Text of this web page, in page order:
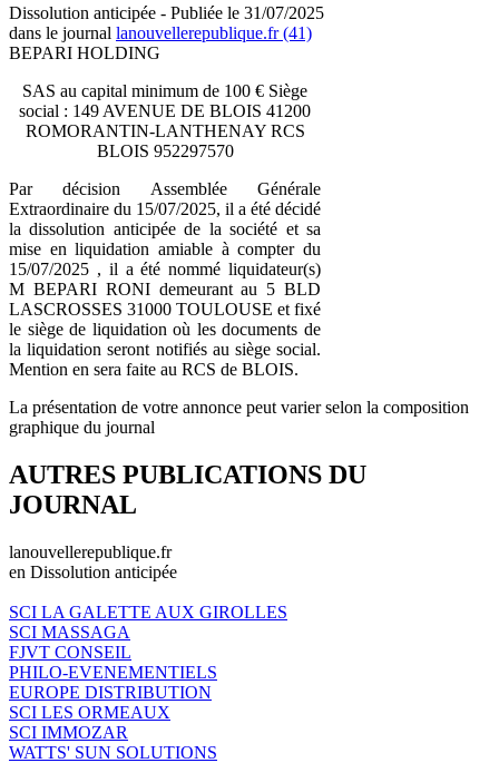
Dissolution anticipée - Publiée le 31/07/2025
dans le journal lanouvellerepublique.fr (41)
BEPARI HOLDING
SAS au capital minimum de 100 € Siège
social : 149 AVENUE DE BLOIS 41200
ROMORANTIN-LANTHENAY RCS
BLOIS 952297570
Par décision Assemblée Générale
Extraordinaire du 15/07/2025, il a été décidé
la dissolution anticipée de la société et sa
mise en liquidation amiable à compter du
15/07/2025 , il a été nommé liquidateur(s)
M BEPARI RONI demeurant au 5 BLD
LASCROSSES 31000 TOULOUSE et fixé
le siège de liquidation où les documents de
la liquidation seront notifiés au siège social.
Mention en sera faite au RCS de BLOIS.
La présentation de votre annonce peut varier selon la composition
graphique du journal
AUTRES PUBLICATIONS DU
JOURNAL
lanouvellerepublique.fr
en Dissolution anticipée
SCI LA GALETTE AUX GIROLLES
SCI MASSAGA
FJVT CONSEIL
PHILO-EVENEMENTIELS
EUROPE DISTRIBUTION
SCI LES ORMEAUX
SCI IMMOZAR
WATTS' SUN SOLUTIONS